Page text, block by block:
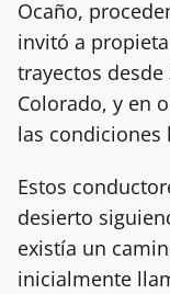
Ocaño,
invitó a
trayectos desde
Colorado, y en
las
Estos
desierto
existía un
inicialmente